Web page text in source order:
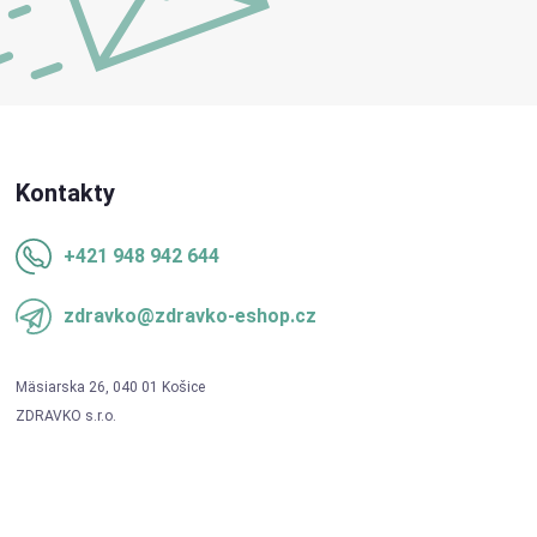
Kontakty
+421 948 942 644
zdravko@zdravko-eshop.cz